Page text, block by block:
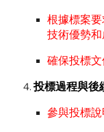
根據標案
技術優勢和
確保投標文
投標過程與後
參與投標說